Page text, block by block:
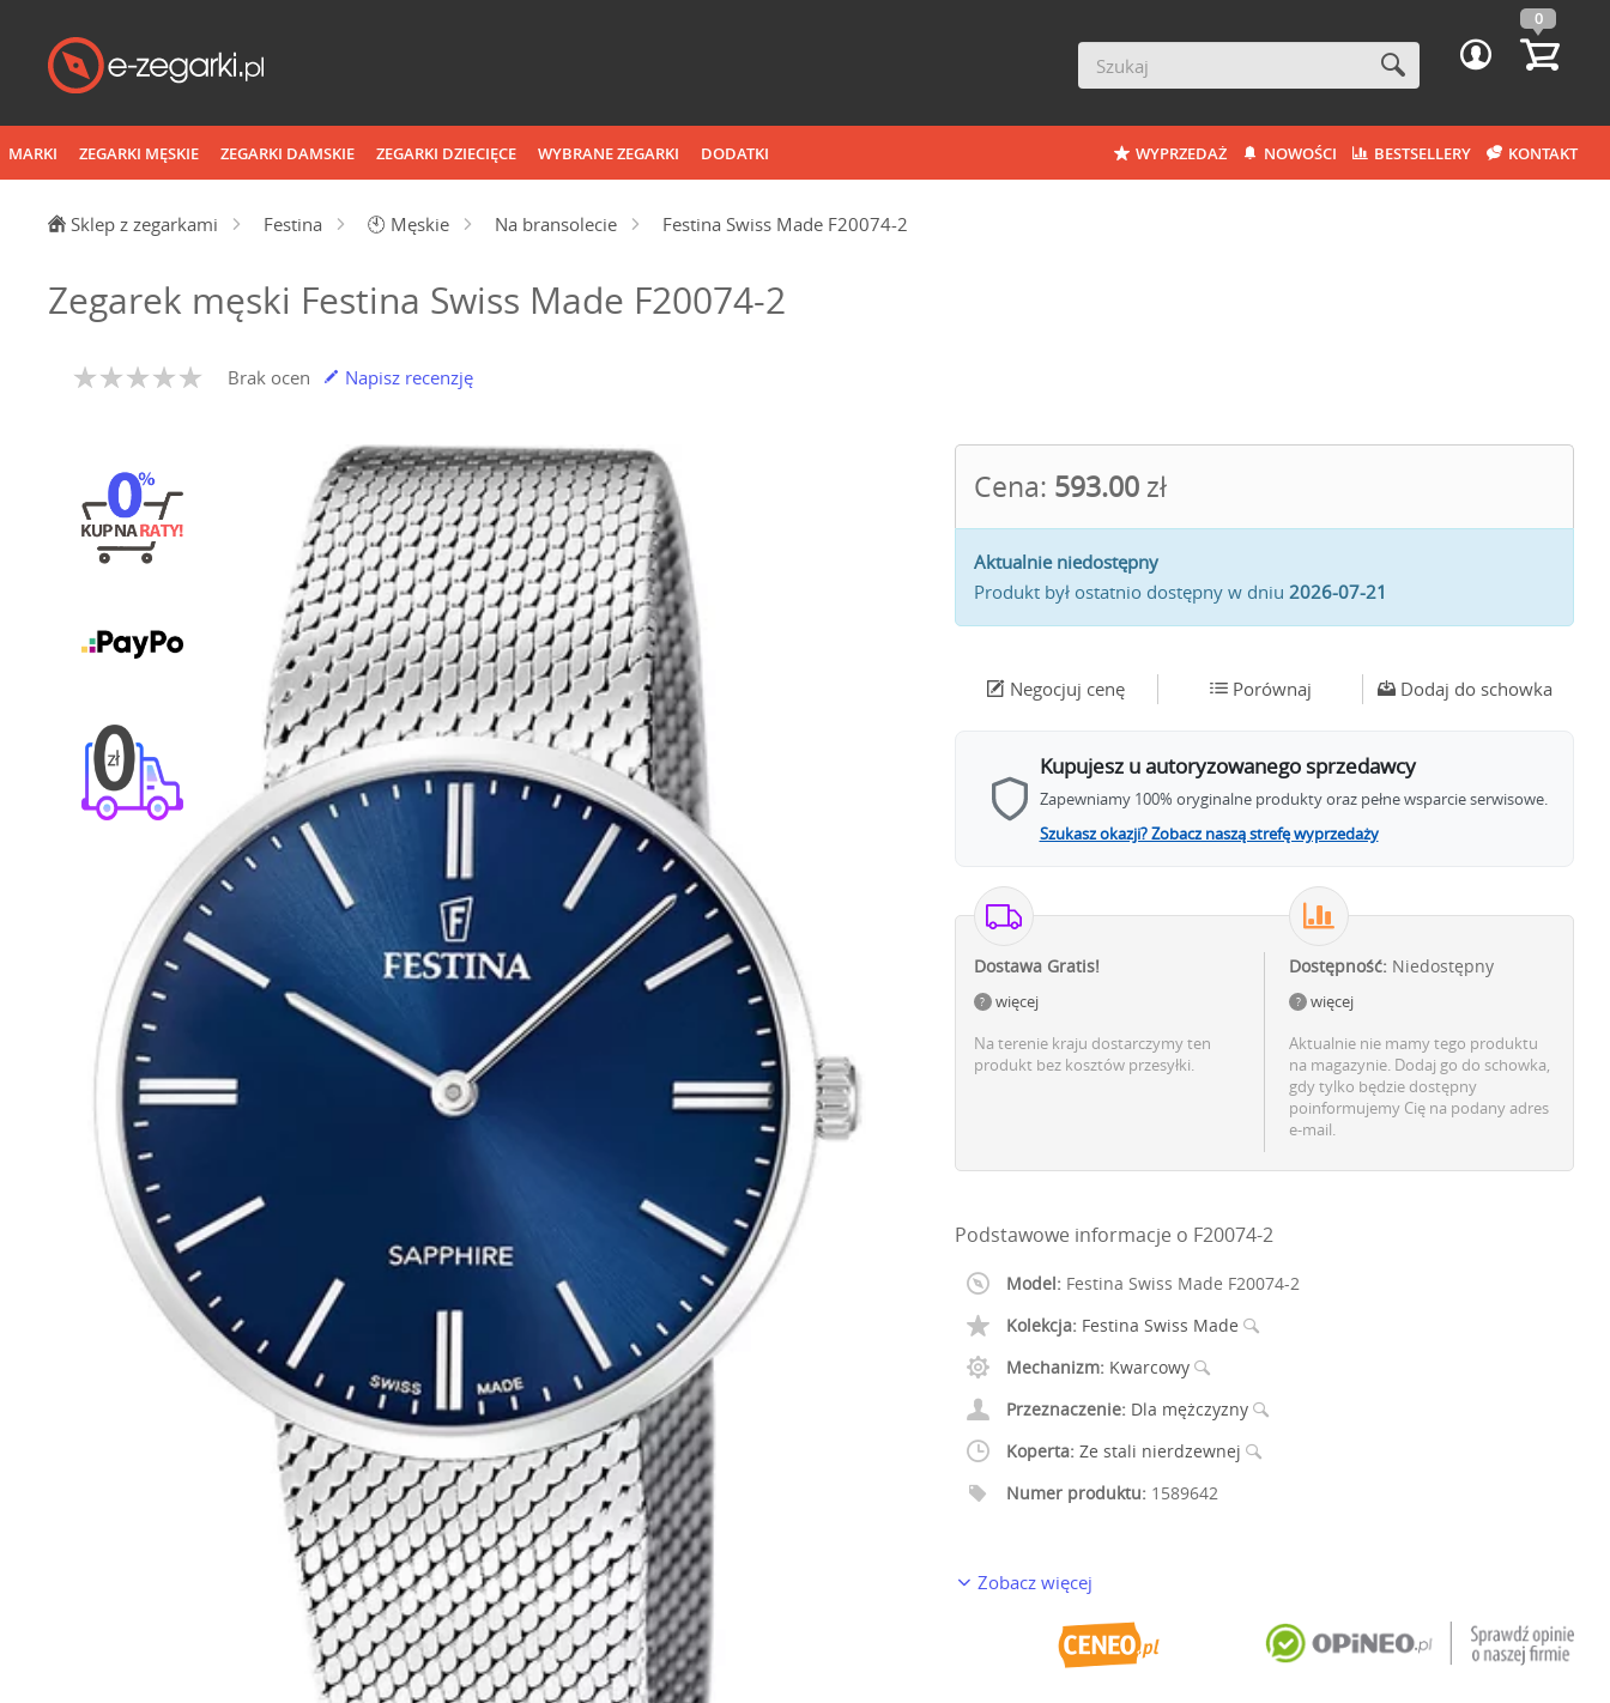
0
MARKI ZEGARKI MĘSKIE ZEGARKI DAMSKIE ZEGARKI DZIECIĘCE WYBRANE ZEGARKI DODATKI WYPRZEDAŻ NOWOŚCI BESTSELLERY KONTAKT
Sklep z zegarkami Festina 🕙 Męskie Na bransolecie Festina Swiss Made F20074-2
Zegarek męski Festina Swiss Made F20074-2
Brak ocen Napisz recenzję
Cena: 593.00 zł
Aktualnie niedostępny
Produkt był ostatnio dostępny w dniu 2026-07-21
Negocjuj cenę Porównaj Dodaj do schowka
Kupujesz u autoryzowanego sprzedawcy
Zapewniamy 100% oryginalne produkty oraz pełne wsparcie serwisowe.
Szukasz okazji? Zobacz naszą strefę wyprzedaży
Dostawa Gratis!
więcej
Na terenie kraju dostarczymy ten
produkt bez kosztów przesyłki.
Dostępność: Niedostępny
więcej
Aktualnie nie mamy tego produktu
na magazynie. Dodaj go do schowka,
gdy tylko będzie dostępny
poinformujemy Cię na podany adres
e-mail.
Podstawowe informacje o F20074-2
Model: Festina Swiss Made F20074-2
Kolekcja: Festina Swiss Made
Mechanizm: Kwarcowy
Przeznaczenie: Dla mężczyzny
Koperta: Ze stali nierdzewnej
Numer produktu: 1589642
Zobacz więcej